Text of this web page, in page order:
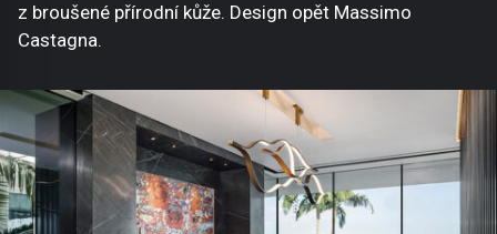
z broušené přírodní kůže. Design opět Massimo
Castagna.